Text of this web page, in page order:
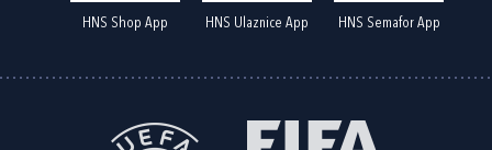
HNS Shop App HNS Ulaznice App HNS Semafor App